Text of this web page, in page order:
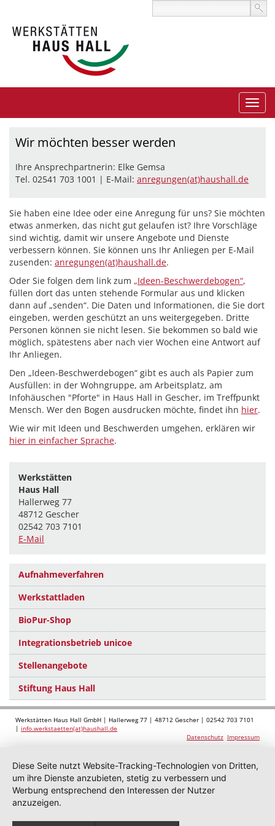
Wir möchten besser werden
Ihre Ansprechpartnerin: Elke Gemsa
Tel. 02541 703 1001 | E-Mail: anregungen(at)haushall.de
Sie haben eine Idee oder eine Anregung für uns? Sie möchten
etwas anmerken, das nicht gut gelaufen ist? Ihre Vorschläge
sind wichtig, damit wir unsere Angebote und Dienste
verbessern können. Sie können uns Ihr Anliegen per E-Mail
zusenden: anregungen(at)haushall.de.
Oder Sie folgen dem link zum „Ideen-Beschwerdebogen“,
füllen dort das unten stehende Formular aus und klicken
dann auf „senden“. Die Daten und Informationen, die Sie dort
eingeben, werden geschützt an uns weitergegeben. Dritte
Personen können sie nicht lesen. Sie bekommen so bald wie
möglich, spätestens aber nach vier Wochen eine Antwort auf
Ihr Anliegen.
Den „Ideen-Beschwerdebogen“ gibt es auch als Papier zum
Ausfüllen: in der Wohngruppe, am Arbeitsplatz, am
Infohäuschen "Pforte" in Haus Hall in Gescher, im Treffpunkt
Mensch. Wer den Bogen ausdrucken möchte, findet ihn hier.
Wie wir mit Ideen und Beschwerden umgehen, erklären wir
hier in einfacher Sprache.
Werkstätten
Haus Hall
Hallerweg 77
48712 Gescher
02542 703 7101
E-Mail
Aufnahmeverfahren
Werkstattladen
BioPur-Shop
Integrationsbetrieb unicoe
Stellenangebote
Stiftung Haus Hall
Werkstätten Haus Hall GmbH | Hallerweg 77 | 48712 Gescher | 02542 703 7101
| info.werkstaetten(at)haushall.de
Datenschutz Impressum
Diese Seite nutzt Website-Tracking-Technologien von Dritten,
um ihre Dienste anzubieten, stetig zu verbessern und
Werbung entsprechend den Interessen der Nutzer
anzuzeigen.